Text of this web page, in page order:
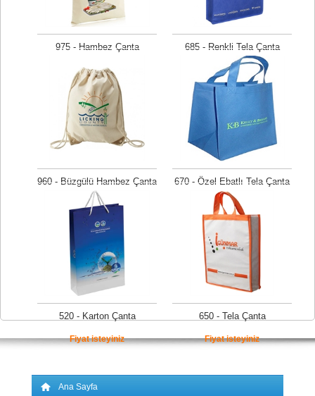
975 - Hambez Çanta
Fiyat isteyiniz
685 - Renkli Tela Çanta
Fiyat isteyiniz
960 - Büzgülü Hambez Çanta
Fiyat isteyiniz
670 - Özel Ebatlı Tela Çanta
Fiyat isteyiniz
520 - Karton Çanta
Fiyat isteyiniz
650 - Tela Çanta
Fiyat isteyiniz
Ana Sayfa